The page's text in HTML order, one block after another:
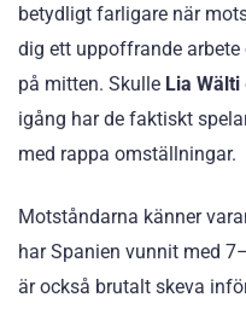
betydligt farligare när
dig ett uppoffrande
på mitten. Skulle Lia Wälti
igång har de faktiskt
med rappa omställningar.
Motståndarna känner
har Spanien vunnit med
är också brutalt skeva